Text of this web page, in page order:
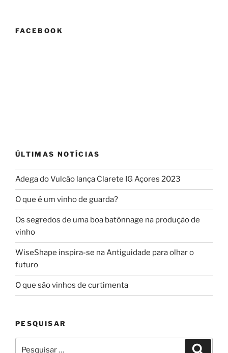
FACEBOOK
ÚLTIMAS NOTÍCIAS
Adega do Vulcão lança Clarete IG Açores 2023
O que é um vinho de guarda?
Os segredos de uma boa batônnage na produção de
vinho
WiseShape inspira-se na Antiguidade para olhar o
futuro
O que são vinhos de curtimenta
PESQUISAR